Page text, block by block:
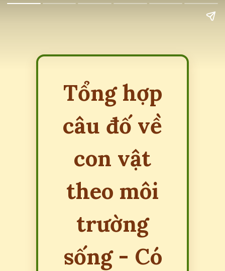
Tổng hợp
câu đố về
con vật
theo môi
trường
sống - Có